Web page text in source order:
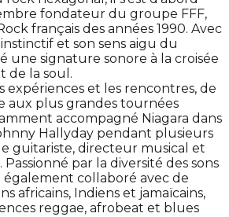
fondateur du groupe FFF,
français des années 1990. Avec
et son sens aigu du
une signature sonore à la croisée
de la soul.
expériences et les rencontres, de
aux plus grandes tournées
accompagné Niagara dans
Hallyday pendant plusieurs
guitariste, directeur musical et
par la diversité des sons
également collaboré avec de
africains, Indiens et jamaïcains,
reggae, afrobeat et blues